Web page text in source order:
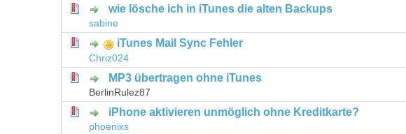
wie lösche ich in iTunes die alten Backups
sabine
0 Bewertung(en) - 0 von 5 durchschnittlich
123 45
iTunes Mail Sync Fehler
Chriz024
0 Bewertung(en) - 0 von 5 durchschnittlich
1
MP3 übertragen ohne iTunes
BerlinRulez87
0 Bewertung(en) - 0 von 5 durchschnittlich
12345
iPhone aktivieren unmöglich ohne Kreditkarte?
phoenixs
0 Bewertung(en) - 0 von 5 durchschnittlich
12345